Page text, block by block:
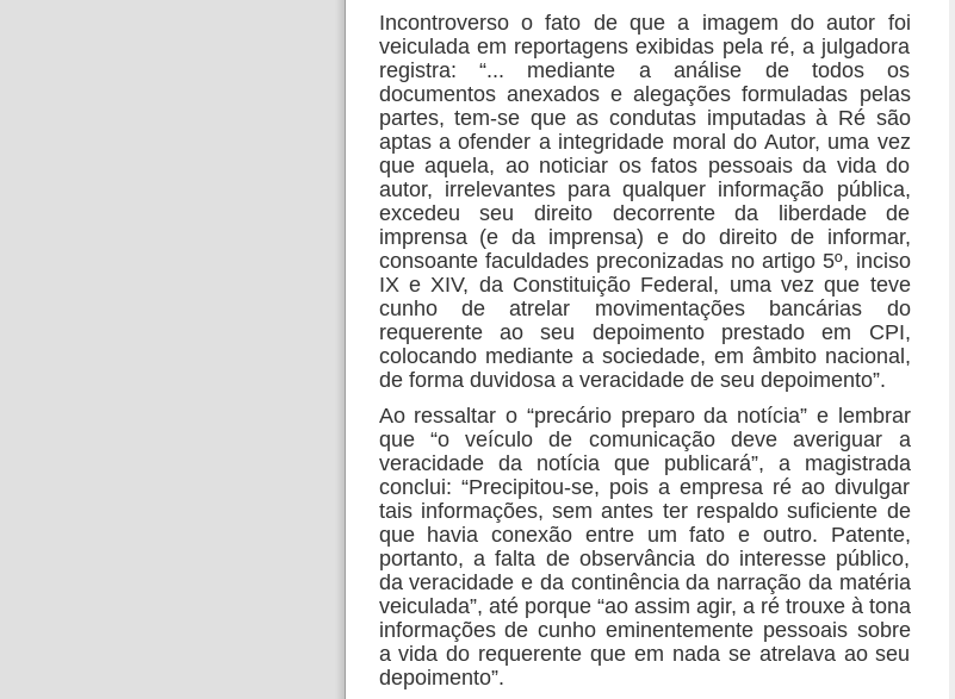
Incontroverso o fato de que a imagem do autor foi
veiculada em reportagens exibidas pela ré, a julgadora
registra: “... mediante a análise de todos os
documentos anexados e alegações formuladas pelas
partes, tem-se que as condutas imputadas à Ré são
aptas a ofender a integridade moral do Autor, uma vez
que aquela, ao noticiar os fatos pessoais da vida do
autor, irrelevantes para qualquer informação pública,
excedeu seu direito decorrente da liberdade de
imprensa (e da imprensa) e do direito de informar,
consoante faculdades preconizadas no artigo 5º, inciso
IX e XIV, da Constituição Federal, uma vez que teve
cunho de atrelar movimentações bancárias do
requerente ao seu depoimento prestado em CPI,
colocando mediante a sociedade, em âmbito nacional,
de forma duvidosa a veracidade de seu depoimento”.
Ao ressaltar o “precário preparo da notícia” e lembrar
que “o veículo de comunicação deve averiguar a
veracidade da notícia que publicará”, a magistrada
conclui: “Precipitou-se, pois a empresa ré ao divulgar
tais informações, sem antes ter respaldo suficiente de
que havia conexão entre um fato e outro. Patente,
portanto, a falta de observância do interesse público,
da veracidade e da continência da narração da matéria
veiculada”, até porque “ao assim agir, a ré trouxe à tona
informações de cunho eminentemente pessoais sobre
a vida do requerente que em nada se atrelava ao seu
depoimento”.